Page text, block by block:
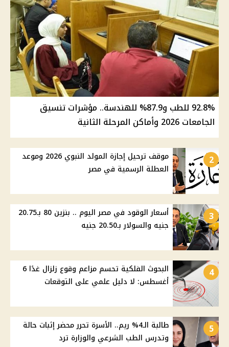
92.8% للطب و87.9% للهندسة.. مؤشرات تنسيق
الجامعات 2026 وأماكن المرحلة الثانية
2
موقف ترحيل إجازة المولد النبوي 2026 وموعد
العطلة الرسمية في مصر
3
أسعار الوقود في مصر اليوم .. بنزين 80 بـ20.75
جنيه والسولار بـ20.50 جنيه
4
البحوث الفلكية تحسم مزاعم وقوع زلزال غدًا 6
أغسطس: لا دليل علمي على التوقعات
5
طالبة الـ4% ريم.. الأسرة تحرر محضر إثبات حالة
وتدرس الطب الشرعي والوزارة ترد